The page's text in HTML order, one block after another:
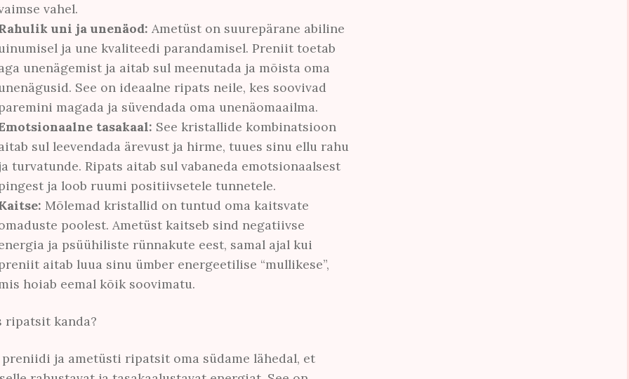
vahel.
uni ja unenäod: Ametüst on suurepärane abiline
ja une kvaliteedi parandamisel. Preniit toetab
unenägemist ja aitab sul meenutada ja mõista oma
See on ideaalne ripats neile, kes soovivad
magada ja süvendada oma unenäomaailma.
tasakaal: See kristallide kombinatsioon
sul leevendada ärevust ja hirme, tuues sinu ellu rahu
turvatunde. Ripats aitab sul vabaneda emotsionaalsest
ja loob ruumi positiivsetele tunnetele.
Mõlemad kristallid on tuntud oma kaitsvate
poolest. Ametüst kaitseb sind negatiivse
ja psüühiliste rünnakute eest, samal ajal kui
aitab luua sinu ümber energeetilise “mullikese”,
hoiab eemal kõik soovimatu.
ripatsit kanda?
preniidi ja ametüsti ripatsit oma südame lähedal, et